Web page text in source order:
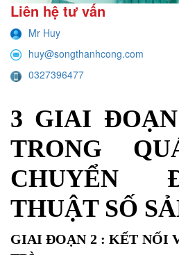
Liên hệ tư vấn
Mr Huy
huy@songthanhcong.com
0327396477
3 GIAI
TRONG
CHUYỂN
THUẬT SỐ
GIAI ĐOẠN 2 : KẾT NỐI